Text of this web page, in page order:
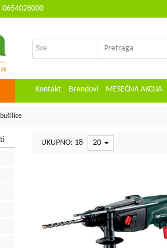
0654028000
Kontakt Brendovi MESEČNA AKCIJA
UKUPNO: 18 20